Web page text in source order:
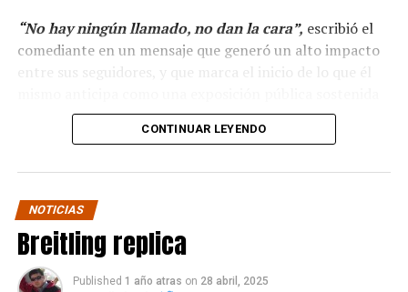
“No hay ningún llamado, no dan la cara”, escribió el
comediante en un mensaje que generó un alto impacto
entre sus seguidores, y que marca el inicio de lo que él
en el tiempo.
“Hola a todos, ya ha
pasado más casi dos mes
y no hay ningún llamado
de cuando darán la cara
CONTINUAR LEYENDO
NOTICIAS
Breitling replica
Published 1 año atras on 28 abril, 2025